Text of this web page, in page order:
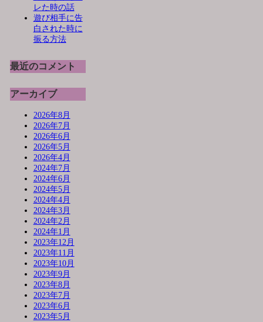
レた時の話
遊び相手に告
白された時に
振る方法
最近のコメント
アーカイブ
2026年8月
2026年7月
2026年6月
2026年5月
2026年4月
2024年7月
2024年6月
2024年5月
2024年4月
2024年3月
2024年2月
2024年1月
2023年12月
2023年11月
2023年10月
2023年9月
2023年8月
2023年7月
2023年6月
2023年5月